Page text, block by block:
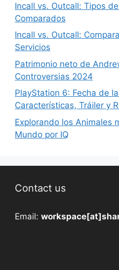
Incall vs. Outcall: Tipos
Comparados
Incall vs. Outcall:
Servicios
Patrimonio neto de
Controversias 2024
PlayStation 6: Fecha de
Características, Tráiler y
Explorando los Animales
Mundo por IQ
Contact us
Email: